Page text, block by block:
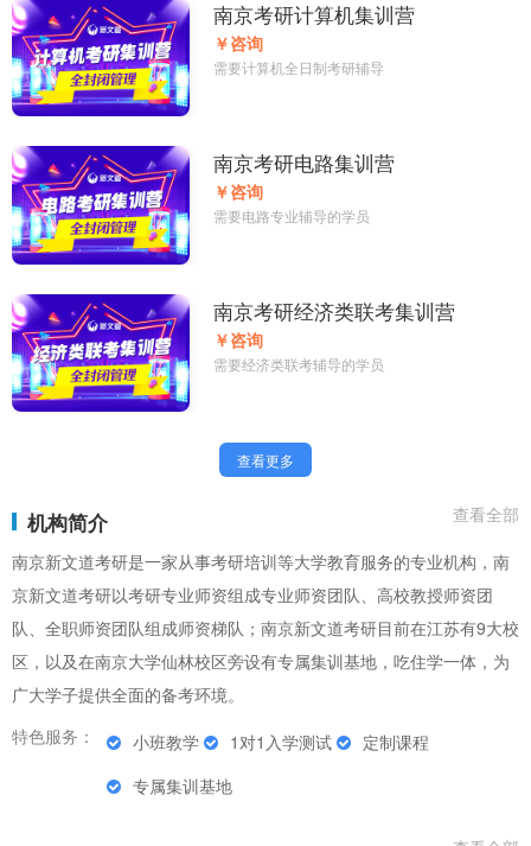
南京考研计算机集训营
￥咨询
需要计算机全日制考研辅导
南京考研电路集训营
￥咨询
需要电路专业辅导的学员
南京考研经济类联考集训营
￥咨询
需要经济类联考辅导的学员
查看更多
机构简介
查看全部
南京新文道考研是一家从事考研培训等大学教育服务的专业机构，南
京新文道考研以考研专业师资组成专业师资团队、高校教授师资团
队、全职师资团队组成师资梯队；南京新文道考研目前在江苏有9大校
区，以及在南京大学仙林校区旁设有专属集训基地，吃住学一体，为
广大学子提供全面的备考环境。
特色服务：
小班教学 1对1入学测试
定制课程
专属集训基地